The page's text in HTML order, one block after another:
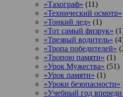
«Тахограф» (11)
«Технический осмотр»
«Тонкий лед» (1)
«Тот самый физрук»
«Трезвый водитель»
«Тропа победителей»
«Тропою памяти» (1)
«Урок Мужества» (51)
«Урок памяти» (1)
«Уроки безопасности»
«Учебный год